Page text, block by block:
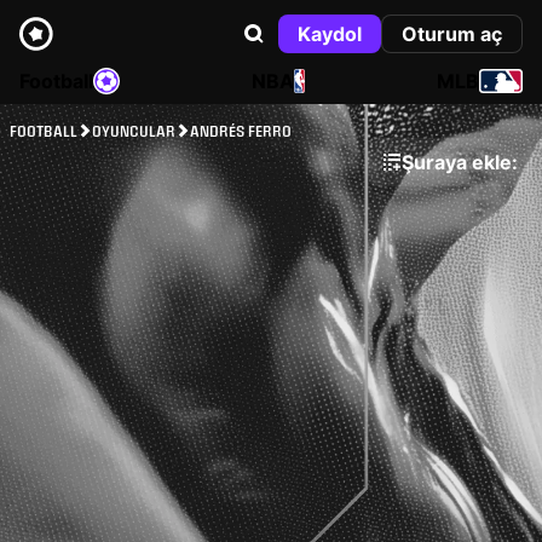
Kaydol
Oturum aç
NBA
FOOTBALL OYUNCULAR ANDRÉS FERRO
Şuraya ekle: